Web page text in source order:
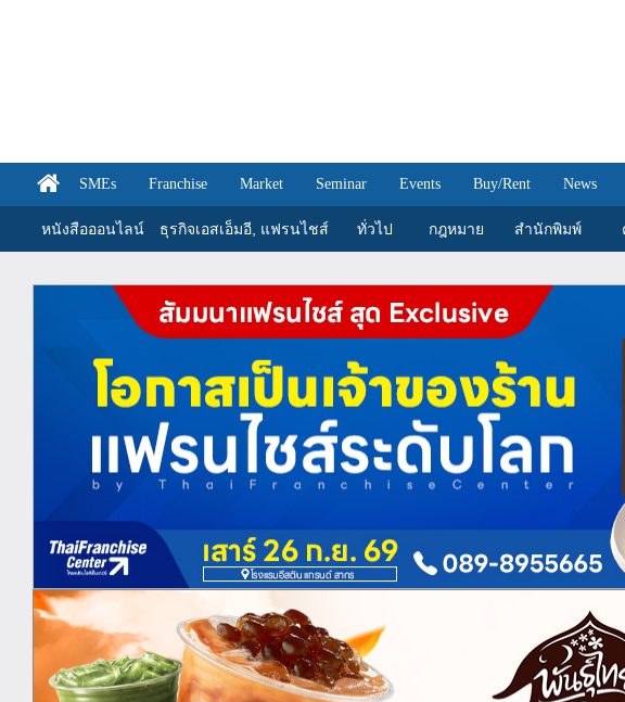
SMEs Franchise Market Seminar Events Buy/Rent News
หนังสือออนไลน์ ธุรกิจเอสเอ็มอี, แฟรนไชส์ ทั่วไป กฎหมาย สำนักพิมพ์